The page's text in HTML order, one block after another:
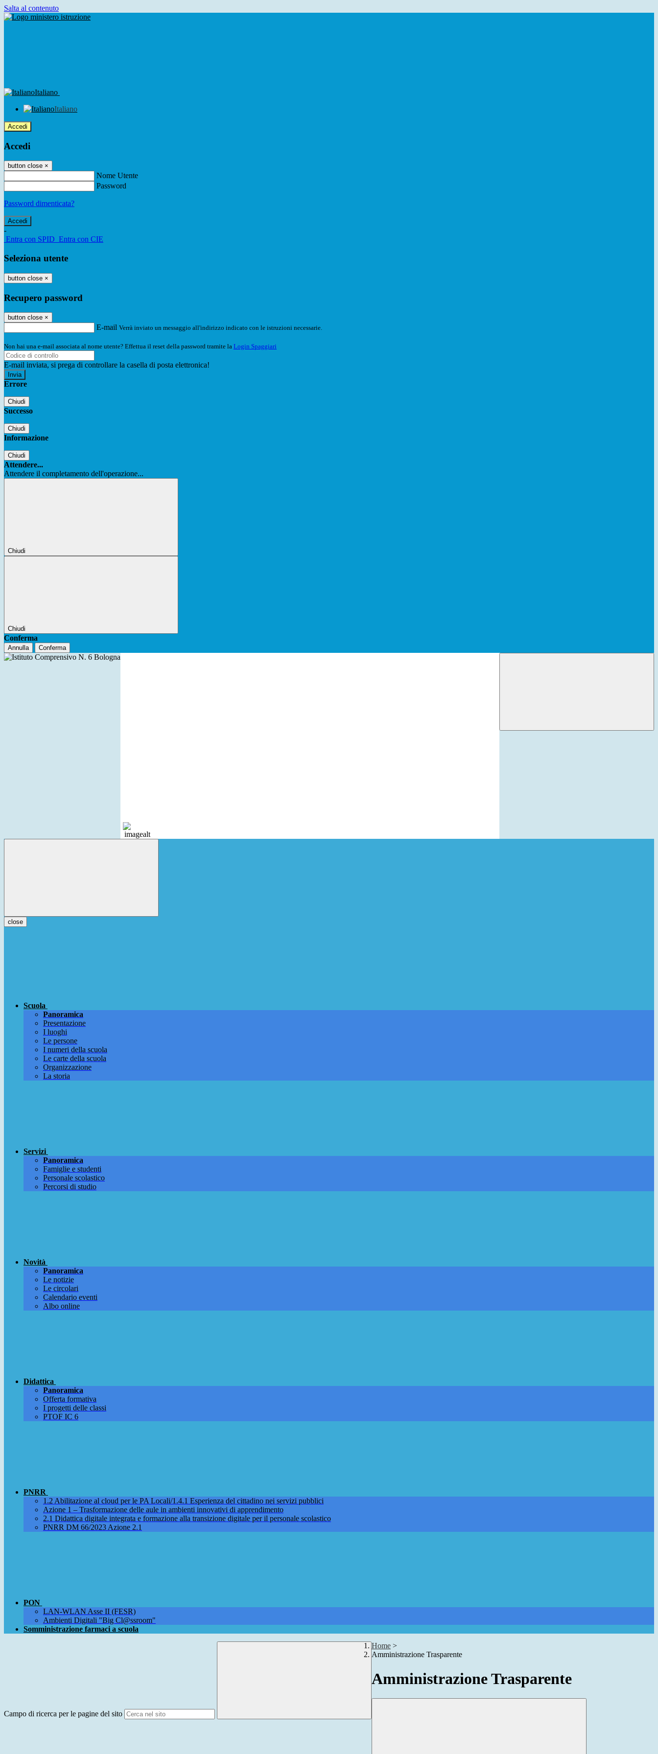
Salta al contenuto
Italiano
Italiano
Accedi
Accedi
button close ×
Nome Utente
Password
Password dimenticata?
-
Entra con SPID Entra con CIE
Seleziona utente
button close ×
Recupero password
button close ×
E-mail Verrà inviato un messaggio all'indirizzo indicato con le istruzioni necessarie.
Non hai una e-mail associata al nome utente? Effettua il reset della password tramite la Login Spaggiari
E-mail inviata, si prega di controllare la casella di posta elettronica!
Errore
Chiudi
Successo
Chiudi
Informazione
Chiudi
Attendere...
Attendere il completamento dell'operazione...
Chiudi
Chiudi
Conferma
Annulla Conferma
close
Scuola
Panoramica
Presentazione
I luoghi
Le persone
I numeri della scuola
Le carte della scuola
Organizzazione
La storia
Servizi
Panoramica
Famiglie e studenti
Personale scolastico
Percorsi di studio
Novità
Panoramica
Le notizie
Le circolari
Calendario eventi
Albo online
Didattica
Panoramica
Offerta formativa
I progetti delle classi
PTOF IC 6
PNRR
1.2 Abilitazione al cloud per le PA Locali/1.4.1 Esperienza del cittadino nei servizi pubblici
Azione 1 – Trasformazione delle aule in ambienti innovativi di apprendimento
2.1 Didattica digitale integrata e formazione alla transizione digitale per il personale scolastico
PNRR DM 66/2023 Azione 2.1
PON
LAN-WLAN Asse II (FESR)
Ambienti Digitali "Big Cl@ssroom"
Somministrazione farmaci a scuola
Campo di ricerca per le pagine del sito
Home >
Amministrazione Trasparente
Amministrazione Trasparente